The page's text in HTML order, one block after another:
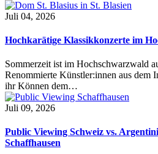
Juli 04, 2026
Hochkarätige Klassikkonzerte im
Sommerzeit ist im Hochschwarzwald
Renommierte Künstler:innen aus dem
ihr Können dem…
Juli 09, 2026
Public Viewing Schweiz vs.
Schaffhausen